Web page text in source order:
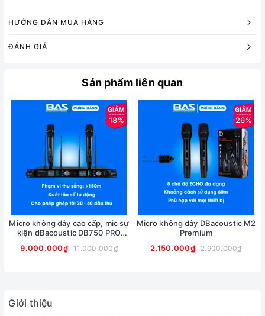
- Máy phát được cung cấp bởi hai pin AA, có tuổi thọ pin dài và
dễ bảo trì và thay thế.
*** TRỌN BỘ SẢN PHẨM MIC CÀI ÁO, MICRO CÀI
ĐẦU KHÔNG DÂY TAKSTAR X3PP
- 01 Receiver Takstar X3PP
- 02 Transmitter Takstar X3PP
- 01 Micro cài tai
- 02 Micro cài áo
- 01 Adapter nguồn cho Receiver
- 01 Cáp audio 2 đầu đực (1.5m)
Xem thêm các sản phẩm của
HƯỚNG DẪN MUA HÀNG
ĐÁNH GIÁ
Sản phẩm liên quan
18%
Micro không dây cao cấp, mic sự
kiện dBacoustic DB750 PRO
9.000.000₫ 11.000.000₫
26%
Micro không dây DBacoustic M2
Premium
2.150.000₫
2.900.000₫
Giới thiệu